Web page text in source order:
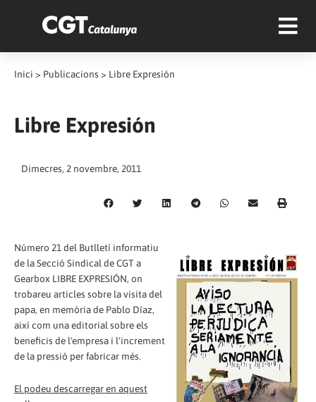
Inici > Publicacions > Libre Expresión
Libre Expresión
Dimecres, 2 novembre, 2011
Número 21 del Butlletí informatiu
de la Secció Sindical de CGT a
Gearbox LIBRE EXPRESIÓN, on
trobareu articles sobre la visita del
papa, en memòria de Pablo Díaz,
així com una editorial sobre els
beneficis de l'empresa i l'increment
de la pressió per fabricar més.
El podeu descarregar en aquest